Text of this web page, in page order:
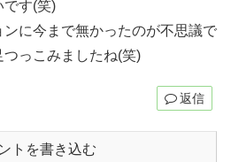
です(笑)
に今まで無かったのが不思議で
っこみましたね(笑)
返信
トを書き込む